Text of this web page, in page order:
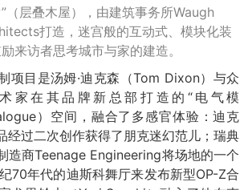
层叠木屋），由建筑事务所Waugh
打造，迷宫般的互动式、模块化装
来访者思考城市与家的建造。
项目是汤姆·迪克森（Tom Dixon）与众
家在其品牌新总部打造的“电气模
）空间，融合了多感官体验：迪克
经过二次创作获得了朋克迷幻范儿；瑞典
造商Teenage Engineering将场地的一个
70年代的迪斯科舞厅来发布新型OP-Z合